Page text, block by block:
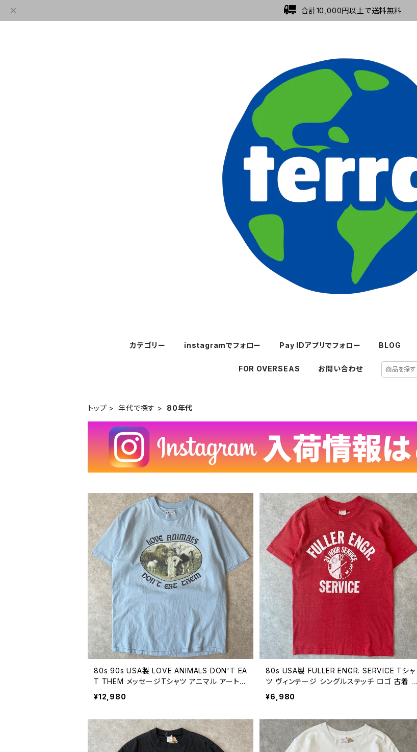
合計10,000円以上で送料無料
カテゴリー instagramでフォロー Pay IDアプリでフォロー BLOG
FOR OVERSEAS お問い合わせ
トップ 年代で探す 80年代
80s 90s USA製 LOVE ANIMALS DON'T EA
T THEM メッセージTシャツ アニマル アート
ヴィンテージ シングルステッチ 動物愛護 ヴィ
ーガン ビーガン 古着 水色 ライトブルー 80年
¥12,980
80s USA製 FULLER ENGR. SERVICE Tシャ
ツ ヴィンテージ シングルステッチ ロゴ 古着 赤
レッド ワーク WEAR-GUARD 80年代 ビンテ
ージ 26080309
¥6,980